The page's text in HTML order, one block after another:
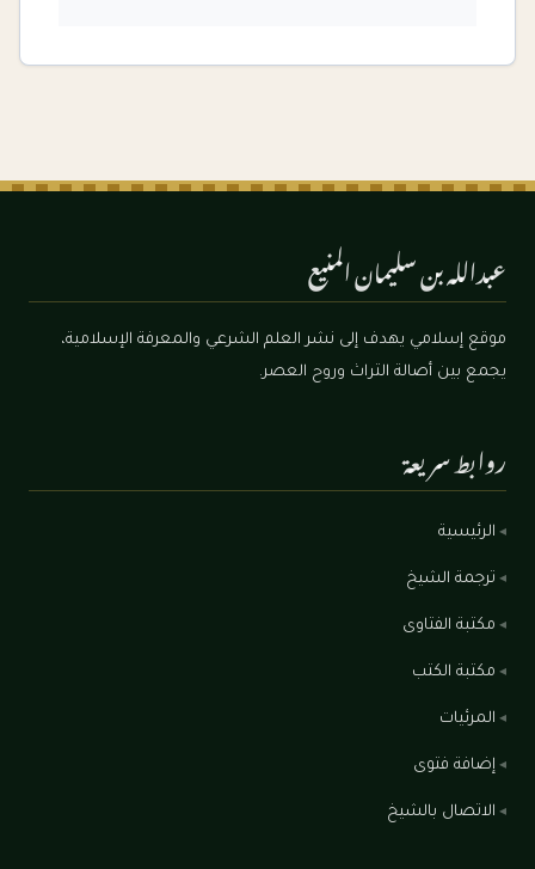
عبدالله بن سليمان المنيع
موقع إسلامي يهدف إلى نشر العلم الشرعي والمعرفة الإسلامية،
يجمع بين أصالة التراث وروح العصر.
روابط سريعة
الرئيسية
ترجمة الشيخ
مكتبة الفتاوى
مكتبة الكتب
المرئيات
إضافة فتوى
الاتصال بالشيخ